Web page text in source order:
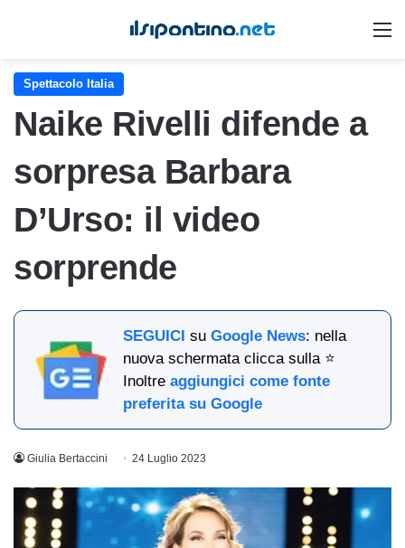
Spettacolo Italia
Naike Rivelli difende a
sorpresa Barbara
D’Urso: il video
sorprende
SEGUICI suGoogle News: nella
nuova schermata clicca sulla ⭐
Inoltreaggiungici come fonte
preferita su Google
Giulia Bertaccini 24 Luglio 2023